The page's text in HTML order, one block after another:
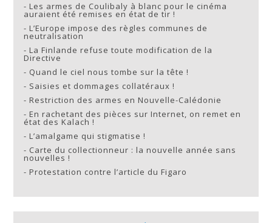
-Les armes de Coulibaly à blanc pour le cinéma
auraient été remises en état de tir !
-L’Europe impose des règles communes de
neutralisation
-La Finlande refuse toute modification de la
Directive
- Quand le ciel nous tombe sur la tête !
- Saisies et dommages collatéraux !
-Restriction des armes en Nouvelle-Calédonie
-En rachetant des pièces sur Internet, on remet en
état des Kalach !
-L’amalgame qui stigmatise !
- Carte du collectionneur : la nouvelle année sans
nouvelles !
-Protestation contre l’article du Figaro